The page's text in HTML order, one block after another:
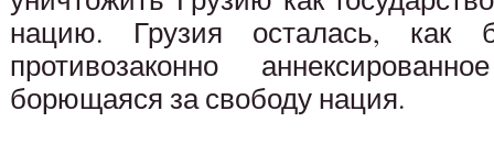
нацию. Грузия осталась, как
противозаконно
борющаяся за свободу нация.